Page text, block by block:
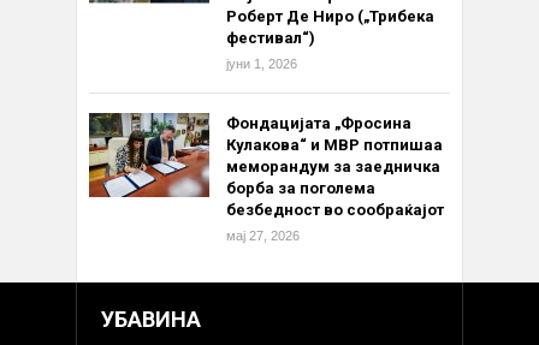
Роберт Де Ниро („Трибека
фестивал“)
јуни 1, 2026
Фондацијата „Фросина
Кулакова“ и МВР потпишаа
меморандум за заедничка
борба за поголема
безбедност во сообраќајот
мај 27, 2026
УБАВИНА